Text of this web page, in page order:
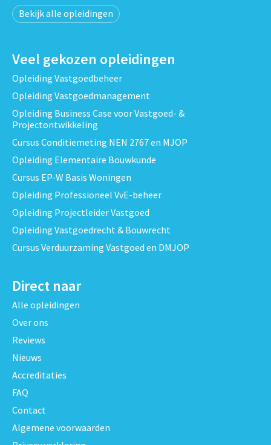
Bekijk alle opleidingen
Veel gekozen opleidingen
Opleiding Vastgoedbeheer
Opleiding Vastgoedmanagement
Opleiding Business Case voor Vastgoed- &
Projectontwikkeling
Cursus Conditiemeting NEN 2767 en MJOP
Opleiding Elementaire Bouwkunde
Cursus EP-W Basis Woningen
Opleiding Professioneel VvE-beheer
Opleiding Projectleider Vastgoed
Opleiding Vastgoedrecht & Bouwrecht
Cursus Verduurzaming Vastgoed en DMJOP
Direct naar
Alle opleidingen
Over ons
Reviews
Nieuws
Accreditaties
FAQ
Contact
Algemene voorwaarden